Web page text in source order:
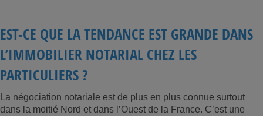
EST-CE QUE LA TENDANCE EST GRANDE DANS
L’IMMOBILIER NOTARIAL CHEZ LES
PARTICULIERS ?
La négociation notariale est de plus en plus connue surtout
dans la moitié Nord et dans l’Ouest de la France. C’est une